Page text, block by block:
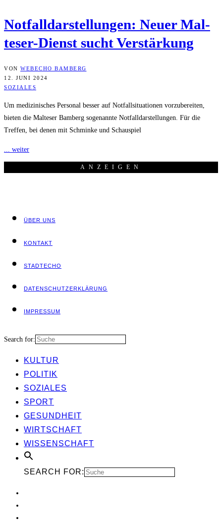
Not­fall­dar­stel­lun­gen: Neu­er Mal­
te­ser-Dienst sucht Verstärkung
VON WEBECHO BAMBERG
12. JUNI 2024
SOZIALES
Um medizinisches Personal besser auf Notfallsituationen vorzubereiten,
bieten die Malteser Bamberg sogenannte Notfalldarstellungen. Für die
Treffen, bei denen mit Schminke und Schauspiel
... weiter
ANZEI­GEN
ÜBER UNS
KON­TAKT
STADT­ECHO
DATEN­SCHUTZ­ER­KLÄ­RUNG
IMPRES­SUM
Search for:
KUL­TUR
POLI­TIK
SOZIA­LES
SPORT
GESUND­HEIT
WIRT­SCHAFT
WIS­SEN­SCHAFT
SEARCH FOR: